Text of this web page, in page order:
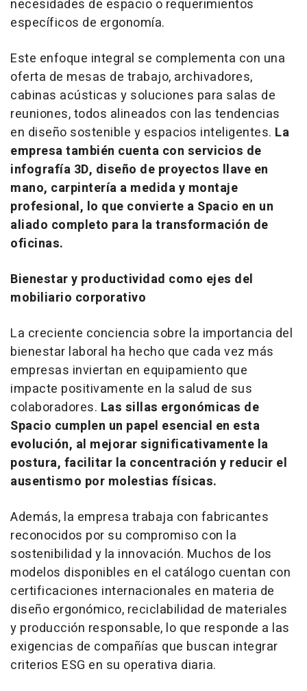
necesidades de espacio o requerimientos
específicos de ergonomía.
Este enfoque integral se complementa con una
oferta de mesas de trabajo, archivadores,
cabinas acústicas y soluciones para salas de
reuniones, todos alineados con las tendencias
en diseño sostenible y espacios inteligentes. La
empresa también cuenta con servicios de
infografía 3D, diseño de proyectos llave en
mano, carpintería a medida y montaje
profesional, lo que convierte a Spacio en un
aliado completo para la transformación de
oficinas.
Bienestar y productividad como ejes del
mobiliario corporativo
La creciente conciencia sobre la importancia del
bienestar laboral ha hecho que cada vez más
empresas inviertan en equipamiento que
impacte positivamente en la salud de sus
colaboradores. Las sillas ergonómicas de
Spacio cumplen un papel esencial en esta
evolución, al mejorar significativamente la
postura, facilitar la concentración y reducir el
ausentismo por molestias físicas.
Además, la empresa trabaja con fabricantes
reconocidos por su compromiso con la
sostenibilidad y la innovación. Muchos de los
modelos disponibles en el catálogo cuentan con
certificaciones internacionales en materia de
diseño ergonómico, reciclabilidad de materiales
y producción responsable, lo que responde a las
exigencias de compañías que buscan integrar
criterios ESG en su operativa diaria.